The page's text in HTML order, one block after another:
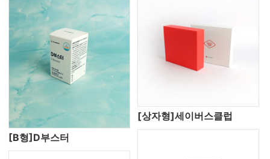
[B형]D부스터
[상자형]세이버스클럽